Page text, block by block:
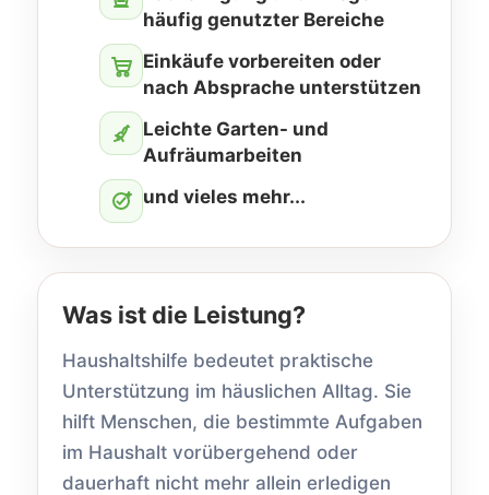
häufig genutzter Bereiche
Einkäufe vorbereiten oder
nach Absprache unterstützen
Leichte Garten- und
Aufräumarbeiten
und vieles mehr...
Was ist die Leistung?
Haushaltshilfe bedeutet praktische
Unterstützung im häuslichen Alltag. Sie
hilft Menschen, die bestimmte Aufgaben
im Haushalt vorübergehend oder
dauerhaft nicht mehr allein erledigen